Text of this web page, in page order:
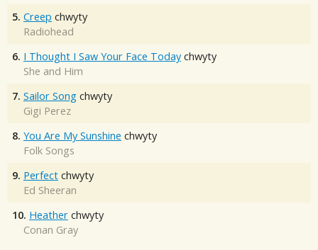
5. Creep chwyty
Radiohead
6. I Thought I Saw Your Face Today chwyty
She and Him
7. Sailor Song chwyty
Gigi Perez
8. You Are My Sunshine chwyty
Folk Songs
9. Perfect chwyty
Ed Sheeran
10. Heather chwyty
Conan Gray